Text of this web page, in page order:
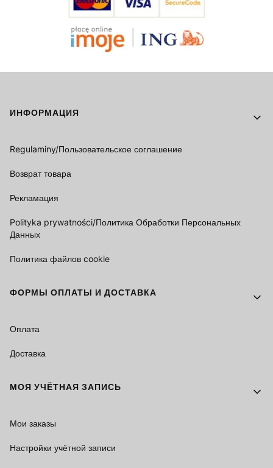
Footer menu
ИНФОРМАЦИЯ
Regulaminy/Пользовательское соглашение
Возврат товара
Рекламация
Polityka prywatności/Политика Обработки Персональных
Данных
Политика файлов cookie
ФОРМЫ ОПЛАТЫ И ДОСТАВКА
Оплата
Доставка
МОЯ УЧЁТНАЯ ЗАПИСЬ
Мои заказы
Настройки учётной записи